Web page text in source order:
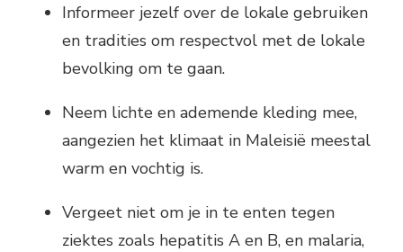
Informeer jezelf over de lokale gebruiken
en tradities om respectvol met de lokale
bevolking om te gaan.
Neem lichte en ademende kleding mee,
aangezien het klimaat in Maleisië meestal
warm en vochtig is.
Vergeet niet om je in te enten tegen
ziektes zoals hepatitis A en B, en malaria,